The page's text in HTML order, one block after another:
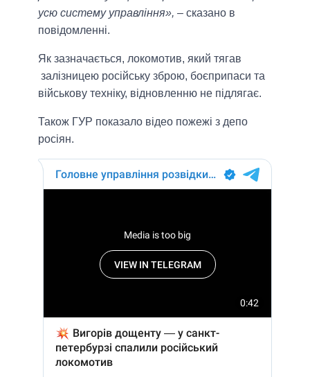
усю систему управління», – сказано в
повідомленні.
Як зазначається, локомотив, який тягав
залізницею російську зброю, боєприпаси та
військову техніку, відновленню не підлягає.
Також ГУР показало відео пожежі з депо
росіян.